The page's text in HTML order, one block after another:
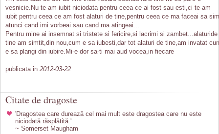
vesnicie.Nu te-am iubit niciodata pentru ceea ce ai fost sau esti,ci te-am
iubit pentru ceea ce am fost alaturi de tine,pentru ceea ce ma faceai sa
atunci cand imi vorbeai sau cand ma atingeai...
Pentru mine ai insemnat si tristete si fericire,si lacrimi si zambet...alaturide
tine am simtit,din nou,cum e sa iubesti,dar tot alaturi de tine,am invatat
e sa plangi din iubire.Mi-e dor sa-ti mai aud vocea,in fiecare
publicata in 2012-03-22
Citate de dragoste
'Dragostea care durează cel mai mult este dragostea care nu este
niciodată răsplătită.'
~ Somerset Maugham